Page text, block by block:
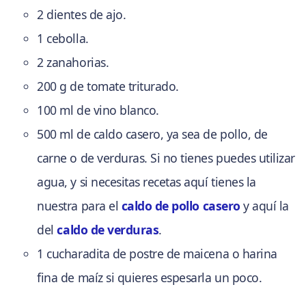
2 dientes de ajo.
1 cebolla.
2 zanahorias.
200 g de tomate triturado.
100 ml de vino blanco.
500 ml de caldo casero, ya sea de pollo, de
carne o de verduras. Si no tienes puedes utilizar
agua, y si necesitas recetas aquí tienes la
nuestra para el caldo de pollo casero y aquí la
delcaldo de verduras.
1 cucharadita de postre de maicena o harina
fina de maíz si quieres espesarla un poco.